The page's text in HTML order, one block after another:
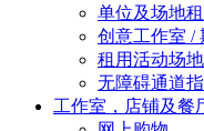
单位及场地
创意工作室 /
租用活动场地
无障碍通道
工作室，店铺及餐